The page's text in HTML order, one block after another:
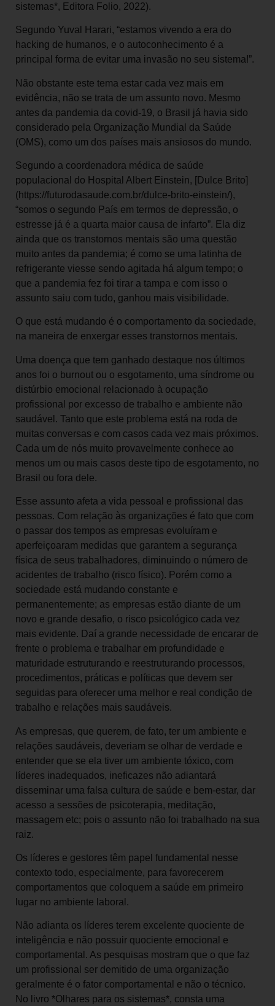
sistemas*, Editora Folio, 2022).
Segundo Yuval Harari, “estamos vivendo a era do
hacking de humanos, e o autoconhecimento é a
principal forma de evitar uma invasão no seu sistema!”.
Não obstante este tema estar cada vez mais em
evidência, não se trata de um assunto novo. Mesmo
antes da pandemia da covid-19, o Brasil já havia sido
considerado pela Organização Mundial da Saúde
(OMS), como um dos países mais ansiosos do mundo.
Segundo a coordenadora médica de saúde
populacional do Hospital Albert Einstein, [Dulce Brito]
(https://futurodasaude.com.br/dulce-brito-einstein/),
“somos o segundo País em termos de depressão, o
estresse já é a quarta maior causa de infarto”. Ela diz
ainda que os transtornos mentais são uma questão
muito antes da pandemia; é como se uma latinha de
refrigerante viesse sendo agitada há algum tempo; o
que a pandemia fez foi tirar a tampa e com isso o
assunto saiu com tudo, ganhou mais visibilidade.
O que está mudando é o comportamento da sociedade,
na maneira de enxergar esses transtornos mentais.
Uma doença que tem ganhado destaque nos últimos
anos foi o burnout ou o esgotamento, uma síndrome ou
distúrbio emocional relacionado à ocupação
profissional por excesso de trabalho e ambiente não
saudável. Tanto que este problema está na roda de
muitas conversas e com casos cada vez mais próximos.
Cada um de nós muito provavelmente conhece ao
menos um ou mais casos deste tipo de esgotamento, no
Brasil ou fora dele.
Esse assunto afeta a vida pessoal e profissional das
pessoas. Com relação às organizações é fato que com
o passar dos tempos as empresas evoluíram e
aperfeiçoaram medidas que garantem a segurança
física de seus trabalhadores, diminuindo o número de
acidentes de trabalho (risco físico). Porém como a
sociedade está mudando constante e
permanentemente; as empresas estão diante de um
novo e grande desafio, o risco psicológico cada vez
mais evidente. Daí a grande necessidade de encarar de
frente o problema e trabalhar em profundidade e
maturidade estruturando e reestruturando processos,
procedimentos, práticas e políticas que devem ser
seguidas para oferecer uma melhor e real condição de
trabalho e relações mais saudáveis.
As empresas, que querem, de fato, ter um ambiente e
relações saudáveis, deveriam se olhar de verdade e
entender que se ela tiver um ambiente tóxico, com
líderes inadequados, ineficazes não adiantará
disseminar uma falsa cultura de saúde e bem-estar, dar
acesso a sessões de psicoterapia, meditação,
massagem etc; pois o assunto não foi trabalhado na sua
raiz.
Os líderes e gestores têm papel fundamental nesse
contexto todo, especialmente, para favorecerem
comportamentos que coloquem a saúde em primeiro
lugar no ambiente laboral.
Não adianta os líderes terem excelente quociente de
inteligência e não possuir quociente emocional e
comportamental. As pesquisas mostram que o que faz
um profissional ser demitido de uma organização
geralmente é o fator comportamental e não o técnico.
No livro *Olhares para os sistemas*, consta uma